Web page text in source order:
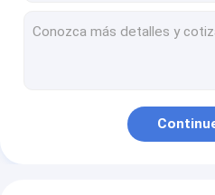
Exploração automática do código de barras da máquina
PVC de solda Handheld da arma 180L/
Os PP cobrem a arma da soldadura do ar quente, armas